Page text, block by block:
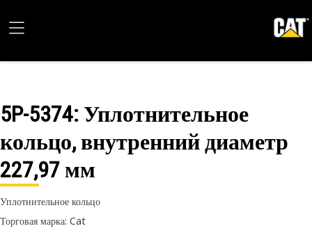
5P-5374: Уплотнительное
кольцо, внутренний диаметр
227,97 мм
Уплотнительное кольцо
Торговая марка: Cat